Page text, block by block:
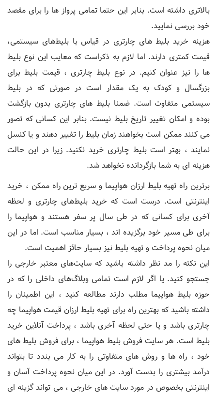
بالاتری داشته است. بنابر این حتما تمامی پرواز ها را برای مقصد
خود بررسی نمایید.
هزینه خرید بلیط های چارتری در قیاس با بلیط‌های سیستمی،
قیمت کمتری دارند. اما لازم به ذکراست که معایب این نوع بلیط
ها را نیز عنوان کنیم. در نوع بلیط چارتری ، قیمت بلیط برای
بزرگسال و کودک به یک مقدار است در صورتی که در بلیط
سیستمی متفاوت است. ضمنا بلیط های چارتری بدون بازگشت
بوده و امکان تغییر تاریخ بلیط نیست. بنابر این کسانی که تصور
می کنند ممکن است بخواهند زمان بلیط را تغییر دهند و یا کنسل
نمایند ، بهتر است بلیط چارتری خرید نکنید. زیرا در این حالت
هزینه ای به شما بازگردانده نخواهد شد.
برترین راه تهیه بلیط ارزان هواپیما و سریع ترین راه ممکن ، خرید
اینترنتی است. درست است که خرید بلیط‌های چارتری و لحظه
آخری برای کسانی که در طی سال پر سفر هستند و هواپیما را
برای طی مسیر خود برگزیده اند ، بسیار مناسب است. اما در این
میان نحوه پرداخت و تهیه بلیط نیز بسیار حائز اهمیت است.
این نکته را مد نظر داشته باشید که سایت‌های معتبر خارجی را
جستجو کنید. یا اگر لازم است تمامی وبلاگ‌های داخلی را که در
حوزه بلیط هواپیما مطلب دارند مطالعه کنید ، این اطمینان را
داشته باشید که بهترین راه برای تهیه بلیط ارزان قیمت هواپیما چه
چارتری باشد و یا حتی لحظه آخری باشد ، پرداخت آنلاین خرید
بلیط است. هر سایت فروش بلیط هواپیما ، برای فروش بلیط های
خود ، راه ها و روش های متفاوتی را به کار می بندد تا بتواند
درآمد بیشتری را بدست آورد. در این میان نحوه پرداخت آسان و
اینترنتی بخصوص در مورد سایت های خارجی ، می تواند گزینه ای